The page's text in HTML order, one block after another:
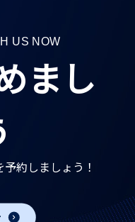
US NOW
まし
約しましょう！